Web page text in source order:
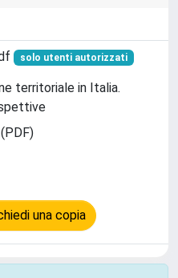
solo utenti autorizzati
territoriale in Italia.
una copia